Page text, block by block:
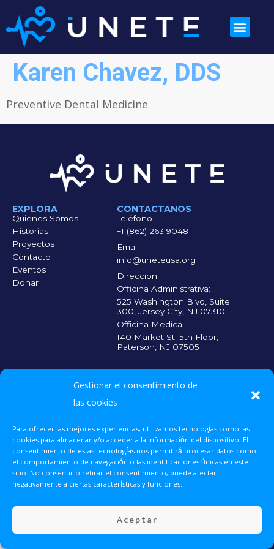
Gestionar el consentimiento de
las cookies
Para ofrecer las mejores experiencias, utilizamos tecnologías como las
cookies para almacenar y/o acceder a la información del dispositivo. El
consentimiento de estas tecnologías nos permitirá procesar datos como
el comportamiento de navegación o las identificaciones únicas en este
sitio. No consentir o retirar el consentimiento, puede afectar
negativamente a ciertas características y funciones.
Aceptar
Karen Chavez, DDS
Preventive Dental Medicine
EXPLORA
Quienes Somos
Historias
Proyectos
Contacto
Eventos
Donar
CONTACTANOS
Teléfono
+1 (862) 263 9048
Email
info@uneteusa.org
Direccion
Officina Administrativa:
525 Washington Blvd, Suite
300, Jersey City, NJ 07310
Officina Medica:
140 Market St. 5th Floor,
Paterson, NJ 07505
CADA CONTRIBUICIÓN CUENTA
Escanea el código
QR y haz tu
médica que
necesitan.
UNETE 2025 © Todos los derechos reservados.